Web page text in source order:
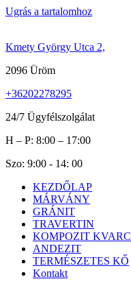
Ugrás a tartalomhoz
Kmety György Utca 2,
2096 Üröm
+36202278295
24/7 Ügyfélszolgálat
H – P: 8:00 – 17:00
Szo: 9:00 - 14: 00
KEZDŐLAP
MÁRVÁNY
GRÁNIT
TRAVERTIN
KOMPOZIT KVARC
ANDEZIT
TERMÉSZETES KŐ
Kontakt